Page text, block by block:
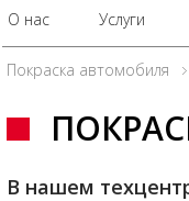
О нас Услуги
Покраска автомобиля
В нашем